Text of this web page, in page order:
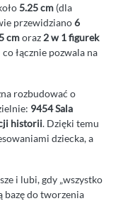
5.25 cm (dla
przewidziano6
cmoraz 2 w 1 figurek
co łącznie pozwala na
rozbudować o
9454 Sala
historii. Dzięki temu
dziecka, a
i lubi, gdy „wszystko
bazę do tworzenia